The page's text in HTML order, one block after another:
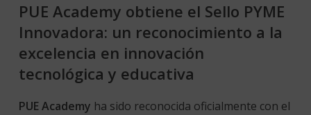
PUE Academy obtiene el Sello PYME
Innovadora: un reconocimiento a la
excelencia en innovación
tecnológica y educativa
PUE Academy ha sido reconocida oficialmente con el